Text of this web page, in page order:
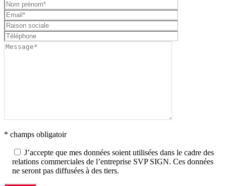
* champs obligatoir
J’accepte que mes données soient utilisées dans le cadre des
relations commerciales de l’entreprise SVP SIGN. Ces données
ne seront pas diffusées à des tiers.